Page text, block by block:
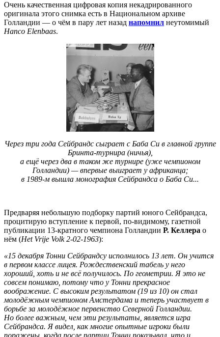
Очень качественная цифровая копия некадрированного
оригинала этого снимка есть в Национальном архиве
Голландии — о чём в пару лет назад напомнил неутомимый
Hanco Elenbaas.
Через три года Сейбрандс сыграет с Баба Си в главной группе
Бринта-турнира (ничья),
а ещё через два в таком же турнире (уже чемпионом
Голландии) — впервые выиграет у африканца;
в 1989-м вышла монография Сейбрандса о Баба Си...
Предваряя небольшую подборку партий юного Сейбрандса,
процитирую вступление к первой, по-видимому, газетной
публикации 13-кратного чемпиона Голландии Р. Келлера о
нём (Het Vrije Volk 2-02-1963):
«15 декабря Тонни Сейбрандсу исполнилось 13 лет. Он учится
в первом классе лицея. Рождественский табель у него
хороший, хоть и не всё получилось. По геометрии. Я это не
совсем понимаю, потому что у Тонни прекрасное
воображение. С высоким результатом (19 из 10) он стал
молодёжным чемпионом Амстердама и теперь участвует в
борьбе за молодёжное первенство Северной Голландии.
Но более важным, чем эти результаты, является игра
Сейбрандса. Я видел, как многие опытные игроки были
поражены, когда после партии Тонни показывал, что и